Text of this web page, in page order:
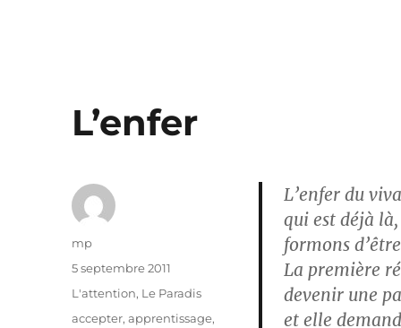
L’enfer
L’enfer du
qui est déjà
formons
La première
devenir une
et elle
Auteur
mp
Publié
5 septembre 2011
Catégories
L'attention, Le Paradis
Étiquettes
accepter,apprentissage,